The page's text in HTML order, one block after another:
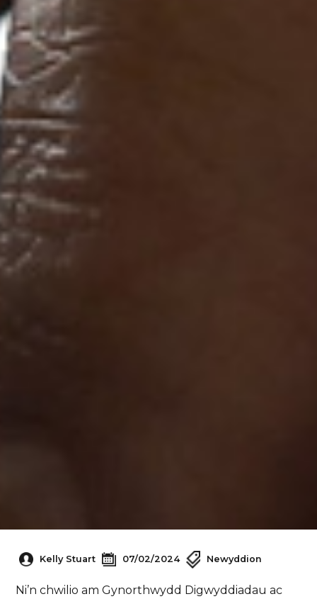
Kelly Stuart 07/02/2024 Newyddion
Ni’n chwilio am Gynorthwydd Digwyddiadau ac